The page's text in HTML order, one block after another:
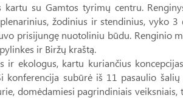
kartu su Gamtos tyrimų centru.
žodinius ir stendinius, vyko
prisijungę nuotoliniu būdu. Renginio
ir Biržų kraštą.
ir ekologus, kartu kuriančius
subūrė iš 11 pasaulio
domėdamiesi pagrindiniais